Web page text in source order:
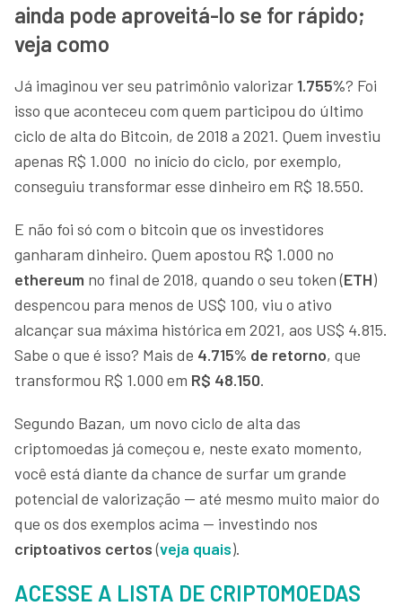
ainda pode aproveitá-lo se for rápido;
veja como
Já imaginou ver seu patrimônio valorizar1.755%? Foi
isso que aconteceu com quem participou do último
ciclo de alta do Bitcoin, de 2018 a 2021. Quem investiu
apenas R$ 1.000 no início do ciclo, por exemplo,
conseguiu transformar esse dinheiro em R$ 18.550.
E não foi só com o bitcoin que os investidores
ganharam dinheiro. Quem apostou R$ 1.000 no
ethereum no final de 2018, quando o seu token (ETH)
despencou para menos de US$ 100, viu o ativo
alcançar sua máxima histórica em 2021, aos US$ 4.815.
Sabe o que é isso? Mais de 4.715% de retorno, que
transformou R$ 1.000 em R$ 48.150.
Segundo Bazan, um novo ciclo de alta das
criptomoedas já começou e, neste exato momento,
você está diante da chance de surfar um grande
potencial de valorização — até mesmo muito maior do
que os dos exemplos acima — investindo nos
criptoativos certos(veja quais).
ACESSE A LISTA DE CRIPTOMOEDAS